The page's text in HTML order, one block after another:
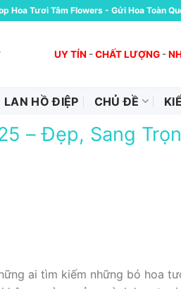
Hoa Tươi Tâm Flowers - Gửi Hoa Toàn
UY TÍN -CHẤT LƯỢNG -
LAN HỒ ĐIỆP CHỦ ĐỀ
– Đẹp, Sang
ai tìm kiếm những bó hoa